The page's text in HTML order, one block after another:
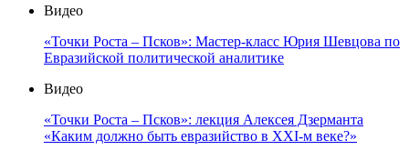
Видео
«Точки Роста – Псков»: Мастер-класс Юрия Шевцова по
Евразийской политической аналитике
Видео
«Точки Роста – Псков»: лекция Алексея Дзерманта
«Каким должно быть евразийство в XXI-м веке?»